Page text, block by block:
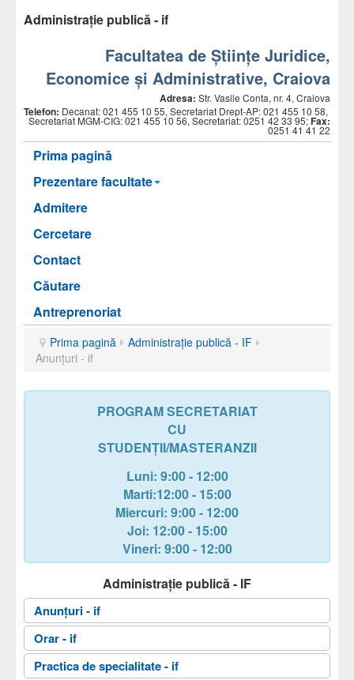
Administrație publică - if
Facultatea de Științe Juridice,
Economice și Administrative, Craiova
Adresa: Str. Vasile Conta, nr. 4, Craiova
Telefon: Decanat: 021 455 10 55, Secretariat Drept-AP: 021 455 10 58,
Secretariat MGM-CIG: 021 455 10 56, Secretariat: 0251 42 33 95;Fax:
0251 41 41 22
Prima pagină
Prezentare facultate
Admitere
Cercetare
Contact
Căutare
Antreprenoriat
Prima pagină
Administrație publică - IF
Anunțuri - if
PROGRAM SECRETARIAT
CU
STUDENȚII/MASTERANZII
Luni: 9:00 - 12:00
Marti:12:00 - 15:00
Miercuri: 9:00 - 12:00
Joi: 12:00 - 15:00
Vineri: 9:00 - 12:00
Administrație publică - IF
Anunțuri - if
Orar - if
Practica de specialitate - if